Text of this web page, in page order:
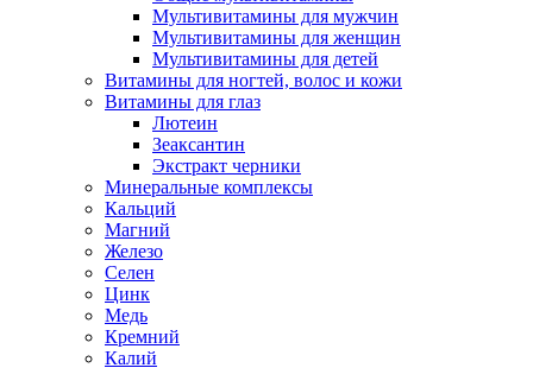
Мультивитамины для мужчин
Мультивитамины для женщин
Мультивитамины для детей
Витамины для ногтей, волос и кожи
Витамины для глаз
Лютеин
Зеаксантин
Экстракт черники
Минеральные комплексы
Кальций
Магний
Железо
Селен
Цинк
Медь
Кремний
Калий